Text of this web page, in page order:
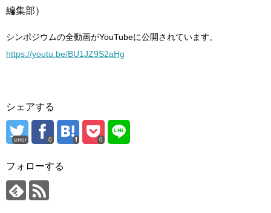
編集部）
シンポジウムの全動画がYouTubeに公開されています。
https://youtu.be/BU1JZ9S2aHg
シェアする
error 0 0
フォローする